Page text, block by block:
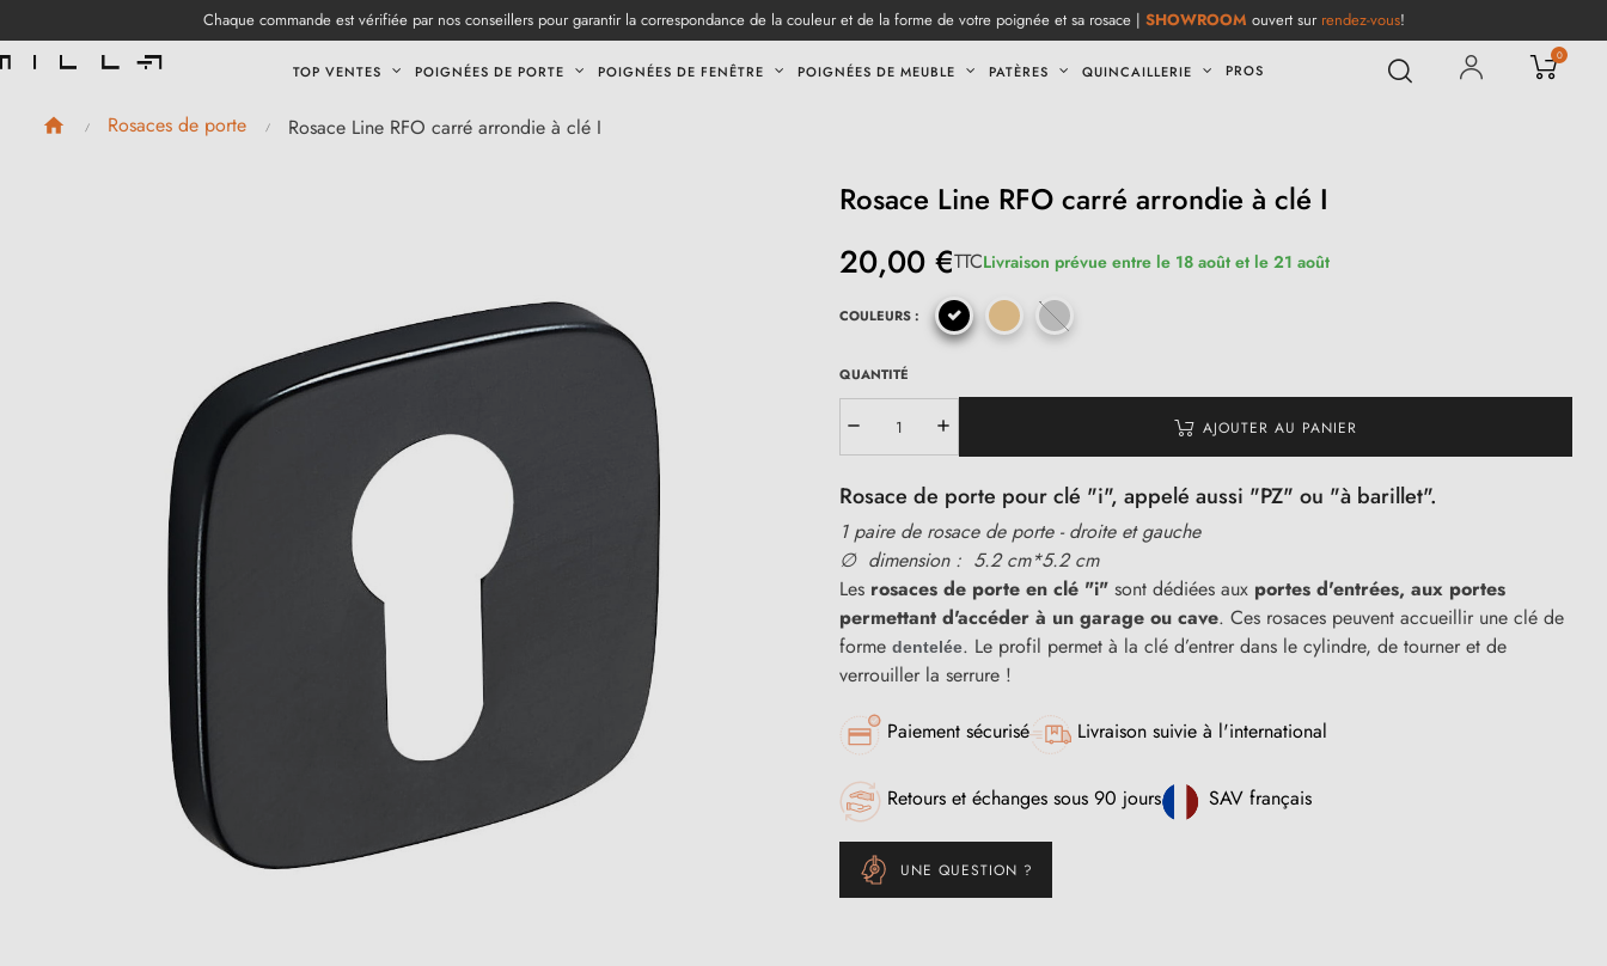
Chaque commande est vérifiée par nos conseillers pour garantir la correspondance de la couleur et de la forme de votre poignée et sa rosace | SHOWROOM ouvert sur rendez-vous!
TOP VENTES POIGNÉES DE PORTE POIGNÉES DE FENÊTRE POIGNÉES DE MEUBLE PATÈRES QUINCAILLERIE PROS
0
Rosaces de porte Rosace Line RFO carré arrondie à clé I
Rosace Line RFO carré arrondie à clé I
20,00 €TTCLivraison prévue entre le 18 août et le 21 août
COULEURS :
QUANTITÉ
AJOUTER AU PANIER
Rosace de porte pour clé "i", appelé aussi "PZ" ou "à barillet".
1 paire de rosace de porte - droite et gauche
∅ dimension : 5.2 cm*5.2 cm
Les rosaces de porte en clé "i" sont dédiées aux portes d'entrées, aux portes
permettant d'accéder à un garage ou cave. Ces rosaces peuvent accueillir une clé de
forme dentelée. Le profil permet à la clé d’entrer dans le cylindre, de tourner et de
verrouiller la serrure !
Paiement sécurisé Livraison suivie à l'international
Retours et échanges sous 90 jours SAV français
UNE QUESTION ?